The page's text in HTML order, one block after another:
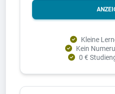
Kleine
Kein
0 €